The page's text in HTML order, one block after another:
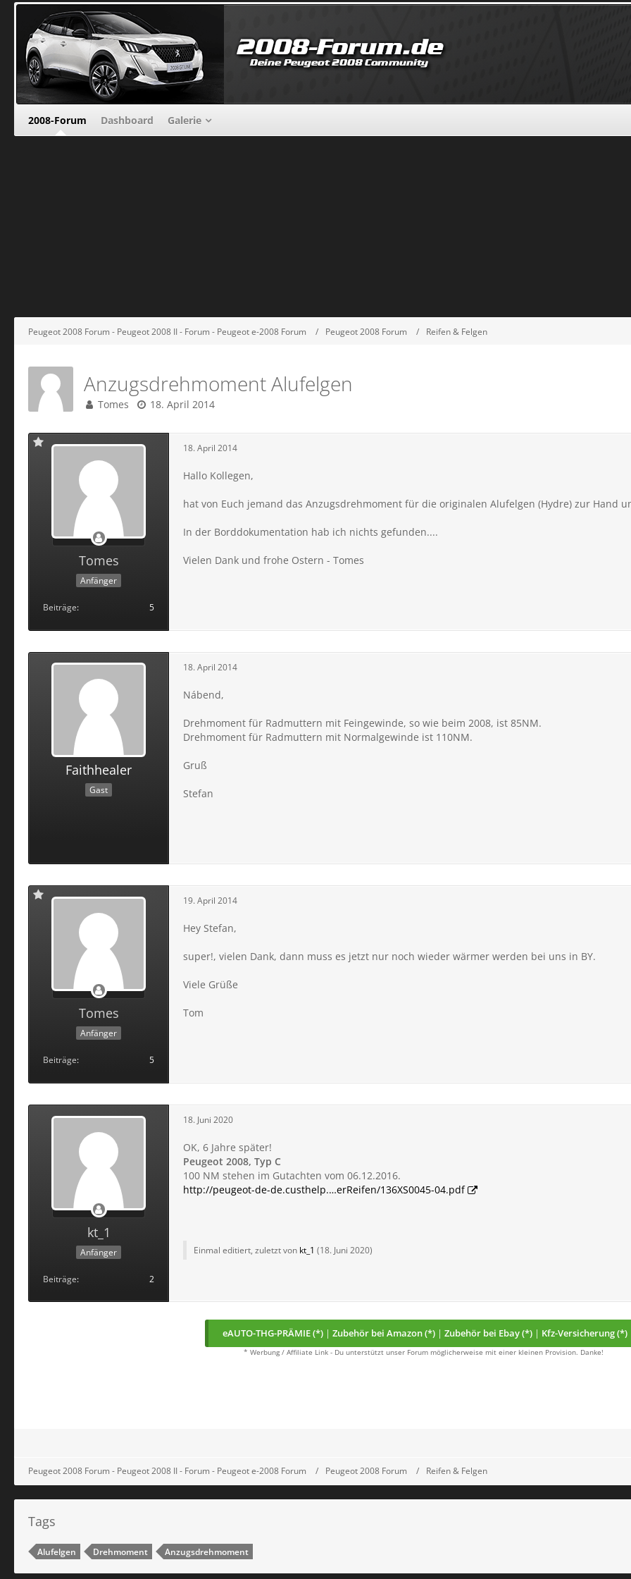
2008-Forum Dashboard Galerie
Peugeot 2008 Forum - Peugeot 2008 II - Forum - Peugeot e-2008 Forum Peugeot 2008 Forum Reifen & Felgen
Anzugsdrehmoment Alufelgen
Tomes 18. April 2014
Tomes
Anfänger
Beiträge 5
18. April 2014
Hallo Kollegen,
hat von Euch jemand das Anzugsdrehmoment für die originalen Alufelgen (Hydre) zur Hand
In der Borddokumentation hab ich nichts gefunden....
Vielen Dank und frohe Ostern - Tomes
Faithhealer
Gast
18. April 2014
Nábend,
Drehmoment für Radmuttern mit Feingewinde, so wie beim 2008, ist 85NM.
Drehmoment für Radmuttern mit Normalgewinde ist 110NM.
Gruß
Stefan
Tomes
Anfänger
Beiträge 5
19. April 2014
Hey Stefan,
super!, vielen Dank, dann muss es jetzt nur noch wieder wärmer werden bei uns in BY.
Viele Grüße
Tom
kt_1
Anfänger
Beiträge 2
18. Juni 2020
OK, 6 Jahre später!
Peugeot 2008, Typ C
100 NM stehen im Gutachten vom 06.12.2016.
http://peugeot-de-de.custhelp.…erReifen/136XS0045-04.pdf
Einmal editiert, zuletzt von kt_1 (18. Juni 2020)
eAUTO-THG-PRÄMIE (*) | Zubehör bei Amazon (*) | Zubehör bei Ebay (*) | Kfz-Versicherung (*)
* Werbung / Affiliate Link - Du unterstützt unser Forum möglicherweise mit einer kleinen Provision. Danke!
Peugeot 2008 Forum - Peugeot 2008 II - Forum - Peugeot e-2008 Forum Peugeot 2008 Forum Reifen & Felgen
Tags
Alufelgen Drehmoment Anzugsdrehmoment